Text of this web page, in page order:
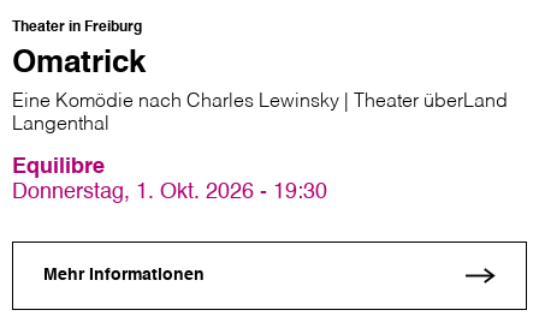
Theater in Freiburg
Omatrick
Eine Komödie nach Charles Lewinsky | Theater überLand
Langenthal
Equilibre
Donnerstag, 1. Okt. 2026 - 19:30
Mehr Informationen